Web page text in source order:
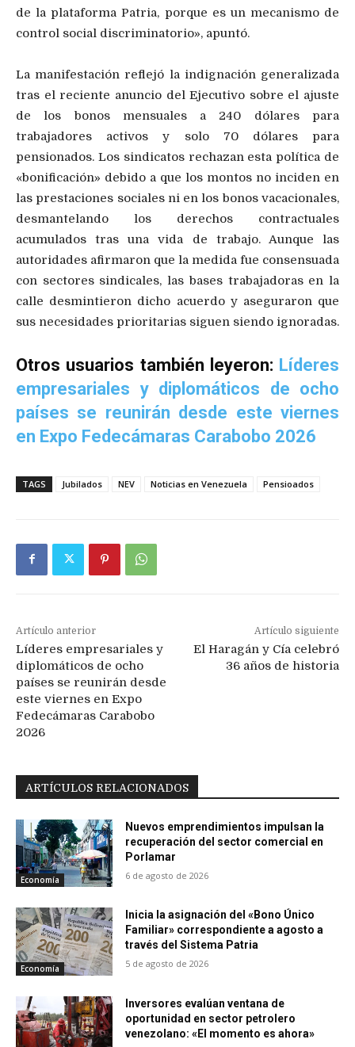
de la plataforma Patria, porque es un mecanismo de
control social discriminatorio», apuntó.
La manifestación reflejó la indignación generalizada
tras el reciente anuncio del Ejecutivo sobre el ajuste
de los bonos mensuales a 240 dólares para
trabajadores activos y solo 70 dólares para
pensionados. Los sindicatos rechazan esta política de
«bonificación» debido a que los montos no inciden en
las prestaciones sociales ni en los bonos vacacionales,
desmantelando los derechos contractuales
acumulados tras una vida de trabajo. Aunque las
autoridades afirmaron que la medida fue consensuada
con sectores sindicales, las bases trabajadoras en la
calle desmintieron dicho acuerdo y aseguraron que
sus necesidades prioritarias siguen siendo ignoradas.
Otros usuarios también leyeron: Líderes
empresariales y diplomáticos de ocho
países se reunirán desde este viernes
en Expo Fedecámaras Carabobo 2026
TAGS Jubilados NEV Noticias en Venezuela Pensioados
Artículo anterior
Líderes empresariales y
diplomáticos de ocho
países se reunirán desde
este viernes en Expo
Fedecámaras Carabobo
2026
Artículo siguiente
El Haragán y Cía celebró
36 años de historia
ARTÍCULOS RELACIONADOS
Economía
Nuevos emprendimientos impulsan la
recuperación del sector comercial en
Porlamar
6 de agosto de 2026
Economía
Inicia la asignación del «Bono Único
Familiar» correspondiente a agosto a
través del Sistema Patria
5 de agosto de 2026
Inversores evalúan ventana de
oportunidad en sector petrolero
venezolano: «El momento es ahora»